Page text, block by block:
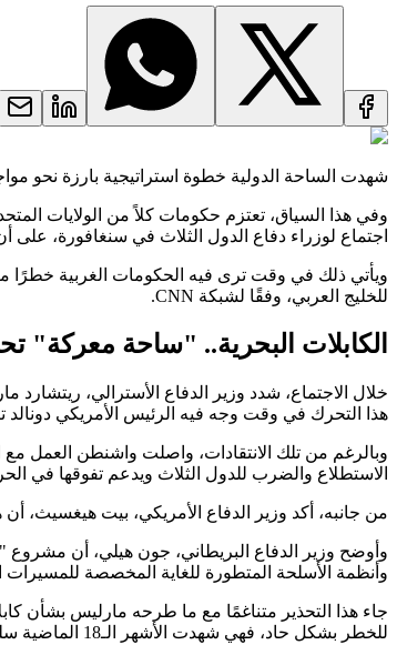
شهدت الساحة الدولية خطوة استراتيجية بارزة نحو
وفي هذا السياق، تعتزم حكومات كلاً من الولايات
اجتماع لوزراء دفاع الدول الثلاث في سنغافورة، على
ويأتي ذلك في وقت ترى فيه الحكومات الغربية خطرًا
للخليج العربي، وفقًا لشبكة CNN.
الكابلات البحرية.. "ساحة معركة"
خلال الاجتماع، شدد وزير الدفاع الأسترالي،
هذا التحرك في وقت وجه فيه الرئيس الأمريكي دونالد
وبالرغم من تلك الانتقادات، واصلت واشنطن العمل
الاستطلاع والضرب للدول الثلاث ويدعم تفوقها في
من جانبه، أكد وزير الدفاع الأمريكي، بيت هيغسيث،
وأوضح وزير الدفاع البريطاني، جون هيلي، أن مشروع
وأنظمة الأسلحة المتطورة للغاية المخصصة للمسيرات
جاء هذا التحذير متناغمًا مع ما طرحه مارليس بشأن
للخطر بشكل حاد، فهي شهدت الأشهر الـ18 الماضية سلسلة من الهجمات ضد البنية التحتية الحيوية تحت سطح البحر بنطاق ووتيرة غير مسبوقين تاريخيًا.